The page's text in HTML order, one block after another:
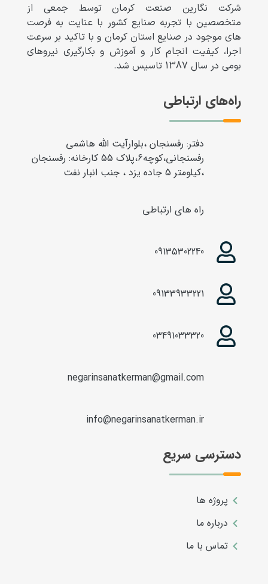
شرکت نگارین صنعت کرمان توسط جمعی از
متخصصین با تجربه صنایع کشور با عنایت به فرصت
های موجود در صنایع استان کرمان و با تاکید بر سرعت
اجرا، کیفیت انجام کار و آموزش و بکارگیری نیروهای
بومی در سال 1387 تاسیس شد.
راه‌های ارتباطی
دفتر: رفسنجان ،بلوارآیت الله هاشمی
رفسنجانی،کوچه6،پلاک 55 کارخانه: رفسنجان
،کیلومتر 5 جاده یزد ، جنب انبار نفت
راه های ارتباطی
09135302240
09133933221
03491033320
negarinsanatkerman@gmail.com
info@negarinsanatkerman.ir
دسترسی سریع
پروژه ها
درباره ما
تماس با ما